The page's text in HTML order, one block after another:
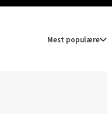
Mest populære